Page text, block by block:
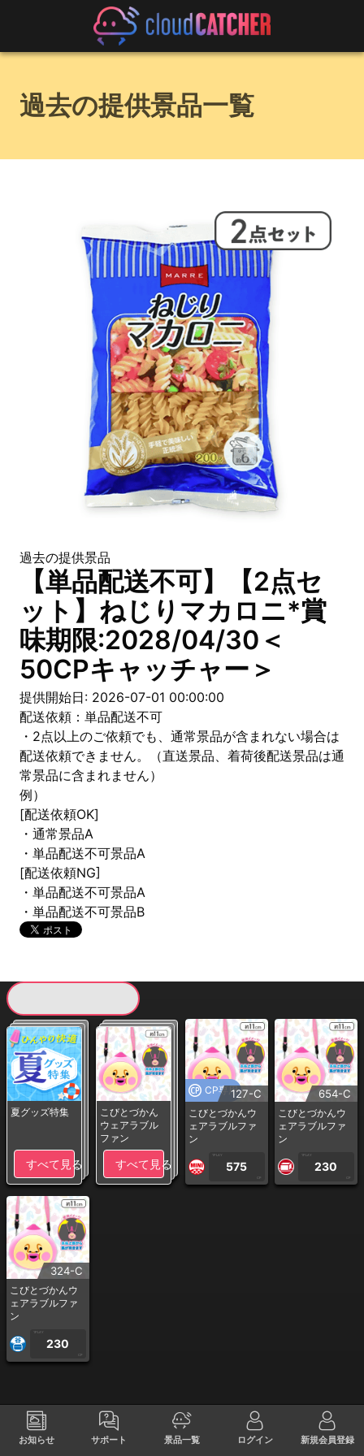
お知らせ サポート 景品一覧 ログイン 新規会員登録
過去の提供景品一覧
過去の提供景品
【単品配送不可】【2点セ
ット】ねじりマカロニ*賞
味期限:2028/04/30＜
50CPキャッチャー＞
提供開始日: 2026-07-01 00:00:00
配送依頼：単品配送不可
・2点以上のご依頼でも、通常景品が含まれない場合は
配送依頼できません。（直送景品、着荷後配送景品は通
常景品に含まれません）
例）
[配送依頼OK]
・通常景品A
・単品配送不可景品A
[配送依頼NG]
・単品配送不可景品A
・単品配送不可景品B
夏グッズ特集
すべて見る
こびとづかん
ウェアラブル
ファン
すべて見る
CP専用127-C
こびとづかんウ
ェアラブルファ
ン
1PLAY
575
CP
654-C
こびとづかんウ
ェアラブルファ
ン
1PLAY
230
CP
324-C
こびとづかんウ
ェアラブルファ
ン
1PLAY
230
CP